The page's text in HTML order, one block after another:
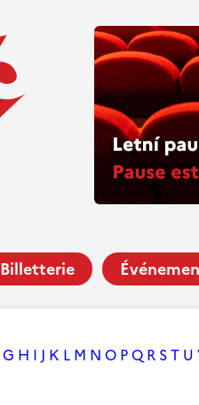
Billetterie
G H I J K L M N O PQ R ST U